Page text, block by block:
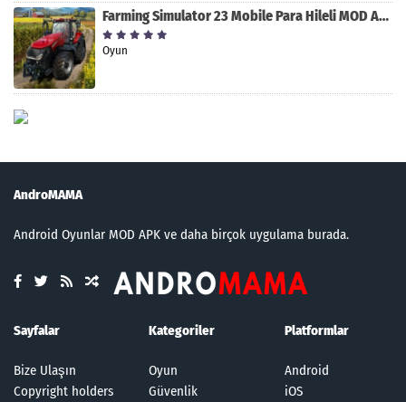
Farming Simulator 23 Mobile Para Hileli MOD APK indir [v0.0.0.8]
Oyun
AndroMAMA
Android Oyunlar MOD APK ve daha birçok uygulama burada.
Sayfalar
Bize Ulaşın
Copyright holders
Kategoriler
Oyun
Güvenlik
Platformlar
Android
iOS